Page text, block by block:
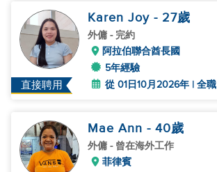
直接聘用
Karen Joy - 27歲
外傭 - 完約
阿拉伯聯合酋長國
5年經驗
從 01日10月2026年 | 全職
Mae Ann - 40歲
外傭 - 曾在海外工作
菲律賓